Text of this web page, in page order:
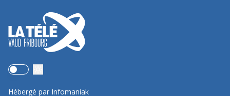
Use setting
Hébergé par Infomaniak